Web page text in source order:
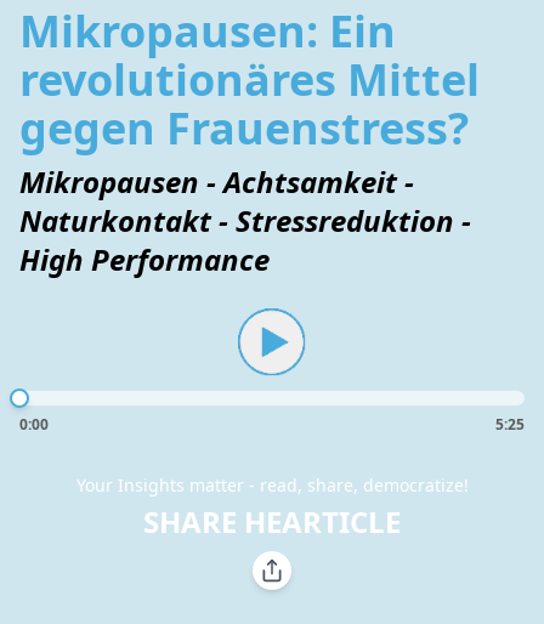
Mikropausen: Ein
revolutionäres Mittel
gegen Frauenstress?
Mikropausen - Achtsamkeit -
Naturkontakt - Stressreduktion -
High Performance
0:00 5:25
Your Insights matter - read, share, democratize!
SHARE HEARTICLE